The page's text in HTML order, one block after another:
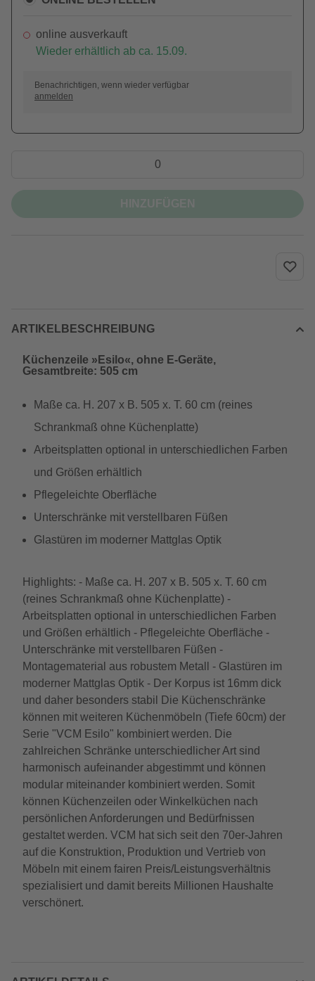
online ausverkauft
Wieder erhältlich ab ca. 15.09.
Benachrichtigen, wenn wieder verfügbar
anmelden
ARTIKELBESCHREIBUNG
Küchenzeile »Esilo«, ohne E-Geräte,
Gesamtbreite: 505 cm
Maße ca. H. 207 x B. 505 x. T. 60 cm (reines
Schrankmaß ohne Küchenplatte)
Arbeitsplatten optional in unterschiedlichen Farben
und Größen erhältlich
Pflegeleichte Oberfläche
Unterschränke mit verstellbaren Füßen
Glastüren im moderner Mattglas Optik
Highlights: - Maße ca. H. 207 x B. 505 x. T. 60 cm
(reines Schrankmaß ohne Küchenplatte) -
Arbeitsplatten optional in unterschiedlichen Farben
und Größen erhältlich - Pflegeleichte Oberfläche -
Unterschränke mit verstellbaren Füßen -
Montagematerial aus robustem Metall - Glastüren im
moderner Mattglas Optik - Der Korpus ist 16mm dick
und daher besonders stabil Die Küchenschränke
können mit weiteren Küchenmöbeln (Tiefe 60cm) der
Serie "VCM Esilo" kombiniert werden. Die
zahlreichen Schränke unterschiedlicher Art sind
harmonisch aufeinander abgestimmt und können
modular miteinander kombiniert werden. Somit
können Küchenzeilen oder Winkelküchen nach
persönlichen Anforderungen und Bedürfnissen
gestaltet werden. VCM hat sich seit den 70er-Jahren
auf die Konstruktion, Produktion und Vertrieb von
Möbeln mit einem fairen Preis/Leistungsverhältnis
spezialisiert und damit bereits Millionen Haushalte
verschönert.